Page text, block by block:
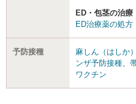
ED・包茎の治療
ED治療薬の処方
予防接種 麻しん（はしか
ンザ予防接種、
ワクチン